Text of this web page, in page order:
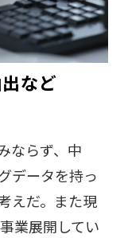
など
ならず、中
データを持っ
えだ。また現
業展開してい